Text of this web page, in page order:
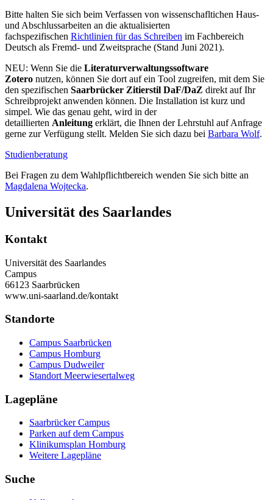
Bitte halten Sie sich beim Verfassen von wissenschafltichen Haus-
und Abschlussarbeiten an die aktualisierten
fachspezifischen Richtlinien für das Schreiben im Fachbereich
Deutsch als Fremd- und Zweitsprache (Stand Juni 2021).
NEU: Wenn Sie die Literaturverwaltungssoftware
Zotero nutzen, können Sie dort auf ein Tool zugreifen, mit dem Sie
den spezifischen Saarbrücker Zitierstil DaF/DaZ direkt auf Ihr
Schreibprojekt anwenden können. Die Installation ist kurz und
simpel. Wie das genau geht, wird in der
detaillierten Anleitung erklärt, die Ihnen der Lehrstuhl auf Anfrage
gerne zur Verfügung stellt. Melden Sie sich dazu bei Barbara Wolf.
Studienberatung
Bei Fragen zu dem Wahlpflichtbereich wenden Sie sich bitte an
Magdalena Wojtecka.
Universität des Saarlandes
Kontakt
Universität des Saarlandes
Campus
66123 Saarbrücken
www.uni-saarland.de/kontakt
Standorte
Campus Saarbrücken
Campus Homburg
Campus Dudweiler
Standort Meerwiesertalweg
Lagepläne
Saarbrücker Campus
Parken auf dem Campus
Klinikumsplan Homburg
Weitere Lagepläne
Suche